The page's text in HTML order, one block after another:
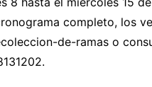
completo, los
de-ramas o